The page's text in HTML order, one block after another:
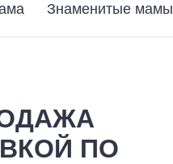
Знаменитые мамы
ПО